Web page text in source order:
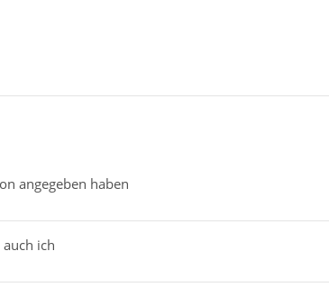
angegeben haben
ich